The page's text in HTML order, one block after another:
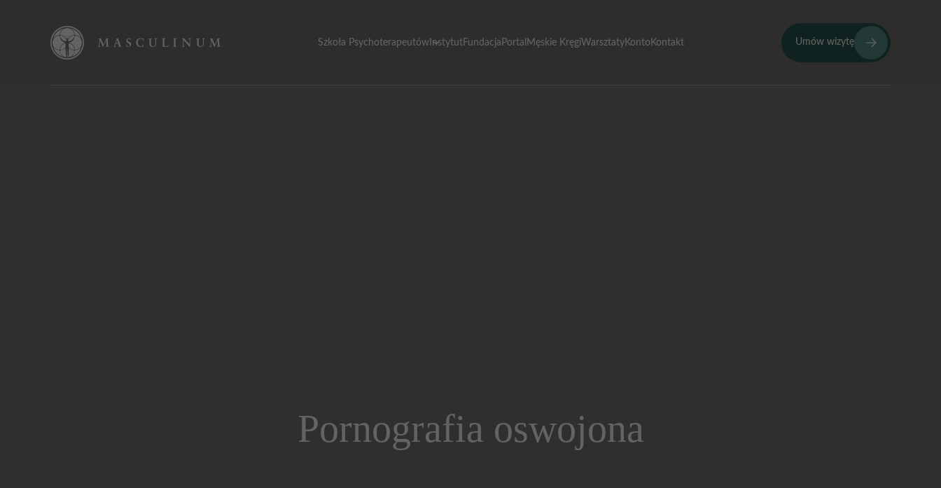
Szkoła Psychoterapeutów Instytut Fundacja Portal Męskie KręgiWarsztaty Konto Kontakt Umów wizytę
Pornografia oswojona